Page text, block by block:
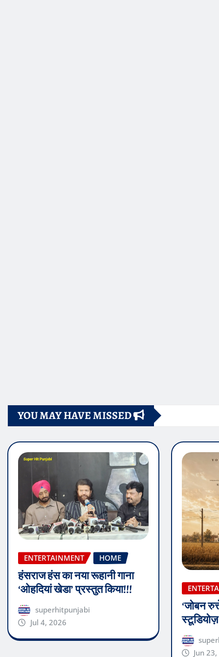
YOU MAY HAVE MISSED
ENTERTAINMENT HOME
हंसराज हंस का नया रूहानी गाना
‘ओहदियां खेडा’ प्रस्तुत किया!!!
superhitpunjabi
Jul 4, 2026
‘जोबन
Jun